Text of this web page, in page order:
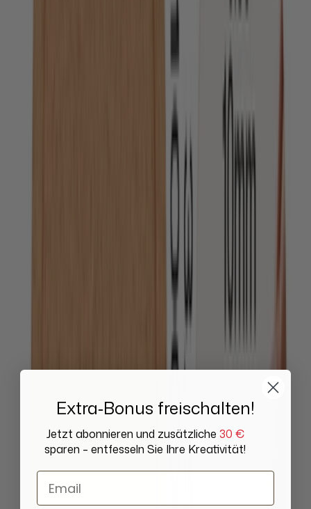
Extra‑Bonus freischalten!
Jetzt abonnieren und zusätzliche 30 €
sparen – entfesseln Sie Ihre Kreativität!
Email